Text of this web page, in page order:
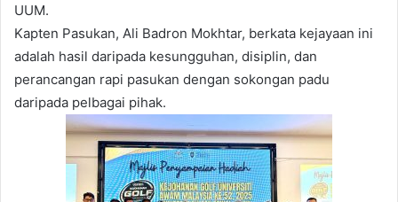
UUM.
Kapten Pasukan, Ali Badron Mokhtar, berkata kejayaan ini
adalah hasil daripada kesungguhan, disiplin, dan
perancangan rapi pasukan dengan sokongan padu
daripada pelbagai pihak.